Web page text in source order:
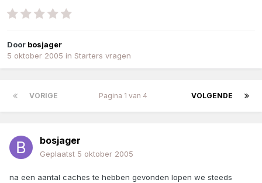
Door bosjager
5 oktober 2005 in Starters vragen
VORIGE VOLGENDE
Pagina 1 van 4
bosjager
Geplaatst 5 oktober 2005
na een aantal caches te hebben gevonden lopen we steeds